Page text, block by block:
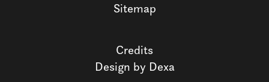
Sitemap
Credits
Design by Dexa